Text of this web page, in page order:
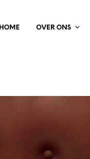
HOME OVER ONS